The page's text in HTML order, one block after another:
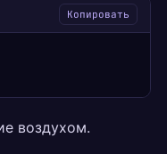
Копировать
воздухом.